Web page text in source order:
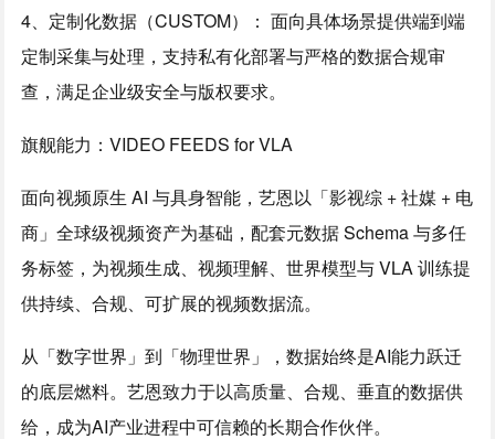
4、定制化数据（CUSTOM）： 面向具体场景提供端到端
定制采集与处理，支持私有化部署与严格的数据合规审
查，满足企业级安全与版权要求。
旗舰能力：VIDEO FEEDS for VLA
面向视频原生 AI 与具身智能，艺恩以「影视综 + 社媒 + 电
商」全球级视频资产为基础，配套元数据 Schema 与多任
务标签，为视频生成、视频理解、世界模型与 VLA 训练提
供持续、合规、可扩展的视频数据流。
从「数字世界」到「物理世界」，数据始终是AI能力跃迁
的底层燃料。艺恩致力于以高质量、合规、垂直的数据供
给，成为AI产业进程中可信赖的长期合作伙伴。